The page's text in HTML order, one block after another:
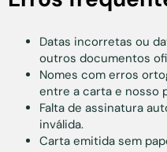
Datas incorretas ou
outros documentos
Nomes com erros
entre a carta e nosso
Falta de assinatura
inválida.
Carta emitida sem